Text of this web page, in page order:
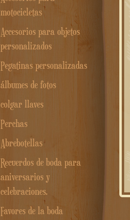
motocicletas
Accesorios para objetos
personalizados
Pegatinas personalizadas
álbumes de fotos
colgar llaves
Perchas
Abrebotellas
Recuerdos de boda para
aniversarios y
celebraciones.
Favores de la boda